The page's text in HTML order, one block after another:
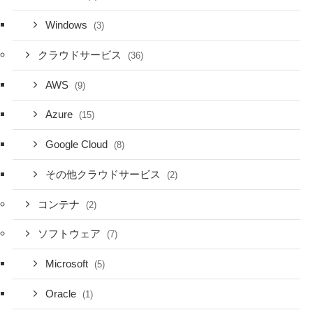
Windows (3)
クラウドサービス (36)
AWS (9)
Azure (15)
Google Cloud (8)
その他クラウドサービス (2)
コンテナ (2)
ソフトウェア (7)
Microsoft (5)
Oracle (1)